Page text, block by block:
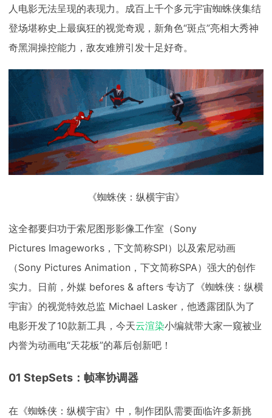
人电影无法呈现的表现力。成百上千个多元宇宙蜘蛛侠集结
登场堪称史上最疯狂的视觉奇观，新角色“斑点”亮相大秀神
奇黑洞操控能力，敌友难辨引发十足好奇。
《蜘蛛侠：纵横宇宙》
这全都要归功于索尼图形影像工作室（Sony
Pictures Imageworks，下文简称SPI）以及索尼动画
（Sony Pictures Animation，下文简称SPA）强大的创作
实力。日前，外媒 befores & afters 专访了《蜘蛛侠：纵横
宇宙》的视觉特效总监 Michael Lasker，他透露团队为了
电影开发了10款新工具，今天云渲染小编就带大家一窥被业
内誉为动画电“天花板”的幕后创新吧！
01 StepSets：帧率协调器
在《蜘蛛侠：纵横宇宙》中，制作团队需要面临许多新挑